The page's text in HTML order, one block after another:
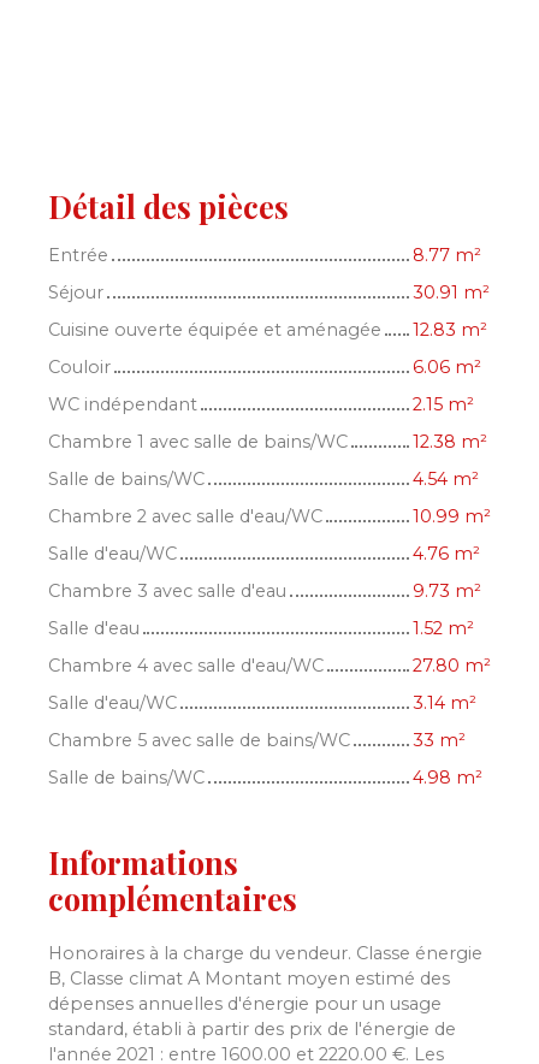
Détail des pièces
Entrée
8.77 m²
Séjour
30.91 m²
Cuisine ouverte équipée et aménagée
12.83 m²
Couloir
6.06 m²
WC indépendant
2.15 m²
Chambre 1 avec salle de bains/WC
12.38 m²
Salle de bains/WC
4.54 m²
Chambre 2 avec salle d'eau/WC
10.99 m²
Salle d'eau/WC
4.76 m²
Chambre 3 avec salle d'eau
9.73 m²
Salle d'eau
1.52 m²
Chambre 4 avec salle d'eau/WC
27.80 m²
Salle d'eau/WC
3.14 m²
Chambre 5 avec salle de bains/WC
33 m²
Salle de bains/WC
4.98 m²
Informations
complémentaires
Honoraires à la charge du vendeur. Classe énergie
B, Classe climat A Montant moyen estimé des
dépenses annuelles d'énergie pour un usage
standard, établi à partir des prix de l'énergie de
l'année 2021 : entre 1600.00 et 2220.00 €. Les